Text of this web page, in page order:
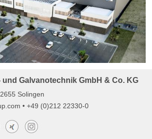
Galvanotechnik GmbH & Co. KG
Solingen
p c m • +49 (0)212 22330-0